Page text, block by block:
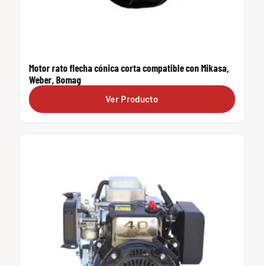
Motor rato flecha cónica corta compatible con Mikasa,
Weber, Bomag
Ver Producto